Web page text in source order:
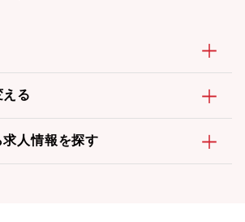
る
人情報を探す